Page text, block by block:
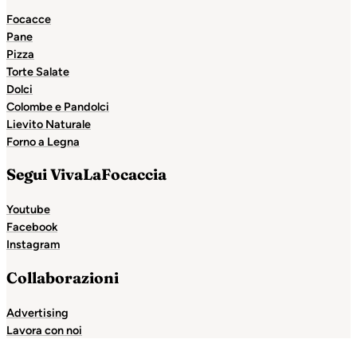
Focacce
Pane
Pizza
Torte Salate
Dolci
Colombe e Pandolci
Lievito Naturale
Forno a Legna
Segui VivaLaFocaccia
Youtube
Facebook
Instagram
Collaborazioni
Advertising
Lavora con noi